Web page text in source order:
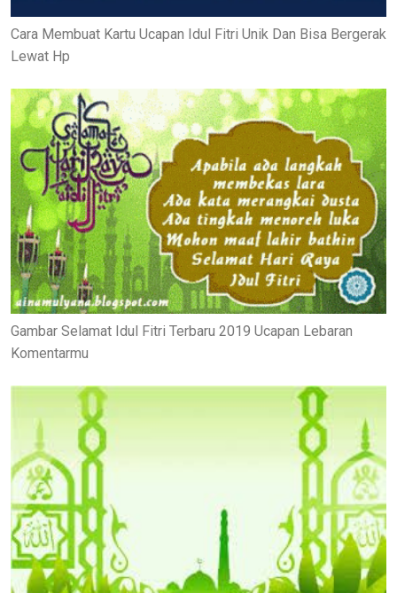
Cara Membuat Kartu Ucapan Idul Fitri Unik Dan Bisa Bergerak
Lewat Hp
Gambar Selamat Idul Fitri Terbaru 2019 Ucapan Lebaran
Komentarmu